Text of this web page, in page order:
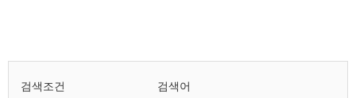
검색조건 검색어